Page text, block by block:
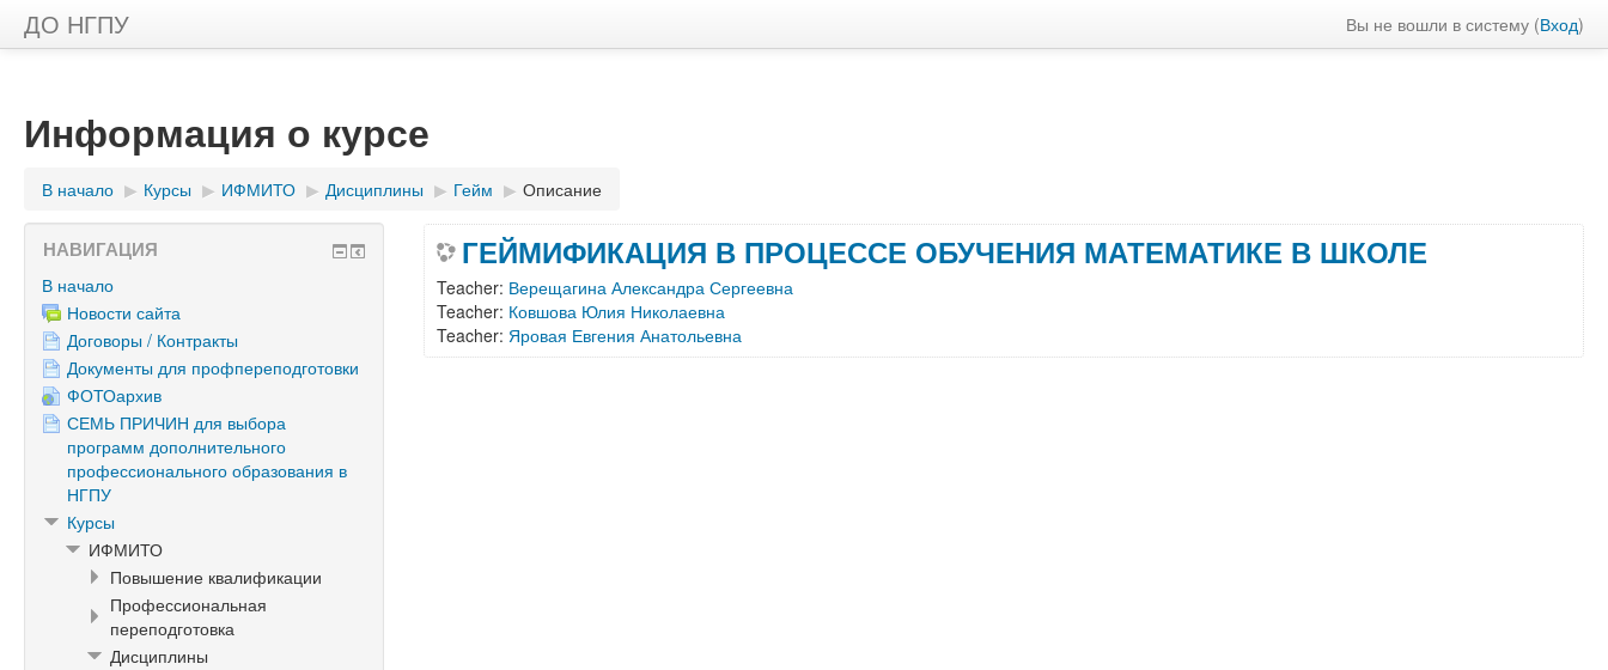
ДО НГПУ Вы не вошли в систему (Вход)
Информация о курсе
В начало ▶︎ Курсы ▶︎ ИФМИТО ▶︎ Дисциплины ▶︎ Гейм ▶︎ Описание
ГЕЙМИФИКАЦИЯ В ПРОЦЕССЕ ОБУЧЕНИЯ МАТЕМАТИКЕ В ШКОЛЕ
Teacher: Верещагина Александра Сергеевна
Teacher: Ковшова Юлия Николаевна
Teacher:Яровая Евгения Анатольевна
НАВИГАЦИЯ
В начало
Новости сайта
Договоры / Контракты
Документы для профпереподготовки
ФОТОархив
СЕМЬ ПРИЧИН для выбора
программ дополнительного
профессионального образования в
НГПУ
Курсы
ИФМИТО
Повышение квалификации
Профессиональная
переподготовка
Дисциплины